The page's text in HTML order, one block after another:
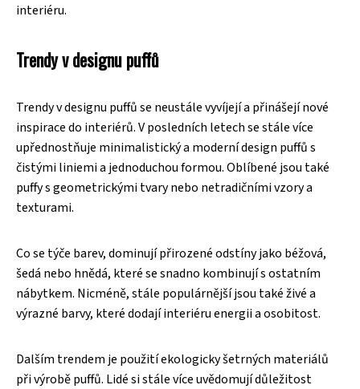
interiéru.
Trendy v designu puffů
Trendy v designu puffů se neustále vyvíjejí a přinášejí nové
inspirace do interiérů. V posledních letech se stále více
upřednostňuje minimalistický a moderní design puffů s
čistými liniemi a jednoduchou formou. Oblíbené jsou také
puffy s geometrickými tvary nebo netradičními vzory a
texturami.
Co se týče barev, dominují přirozené odstíny jako béžová,
šedá nebo hnědá, které se snadno kombinují s ostatním
nábytkem. Nicméně, stále populárnější jsou také živé a
výrazné barvy, které dodají interiéru energii a osobitost.
Dalším trendem je použití ekologicky šetrných materiálů
při výrobě puffů. Lidé si stále více uvědomují důležitost